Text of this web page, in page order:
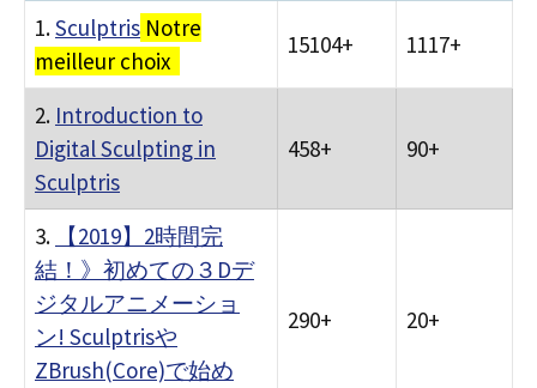
1.Sculptris Notre
meilleur choix
15104+ 1117+
2. Introduction to
Digital Sculpting in
Sculptris
458+ 90+
3.
【2019】2時間完
結！》初めての３Dデ
ジタルアニメーショ
ン! Sculptrisや
ZBrush(Core)で始め
290+ 20+